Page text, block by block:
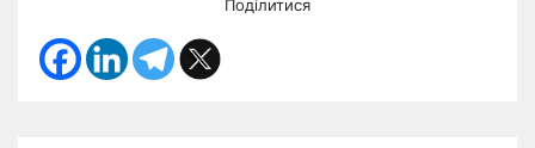
Поділитися